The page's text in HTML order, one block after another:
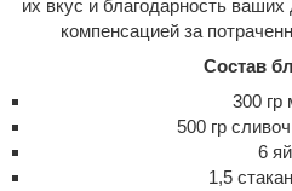
их вкус и благодарность
компенсацией за
Состав
300 гр
500 гр
6
1,5